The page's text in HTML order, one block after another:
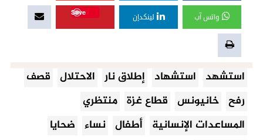
واتس آب لينكدإن
Save
استشهد استشهاد إطلاق نار الاحتلال قصف
رفح خانيونس قطاع غزة منتظري
المساعدات الإنسانية أطفال نساء ضحايا